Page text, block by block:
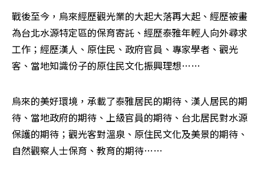
戰後至今，烏來經歷觀光業的大起大落再大起、經歷被畫
為台北水源特定區的保育寄託、經歷泰雅年輕人向外尋求
工作；經歷漢人、原住民、政府官員、專家學者、觀光
客、當地知識份子的原住民文化振興理想……
烏來的美好環境，承載了泰雅居民的期待、漢人居民的期
待、當地政府的期待、上級官員的期待、台北居民對水源
保護的期待；觀光客對溫泉、原住民文化及美景的期待、
自然觀察人士保育、教育的期待……